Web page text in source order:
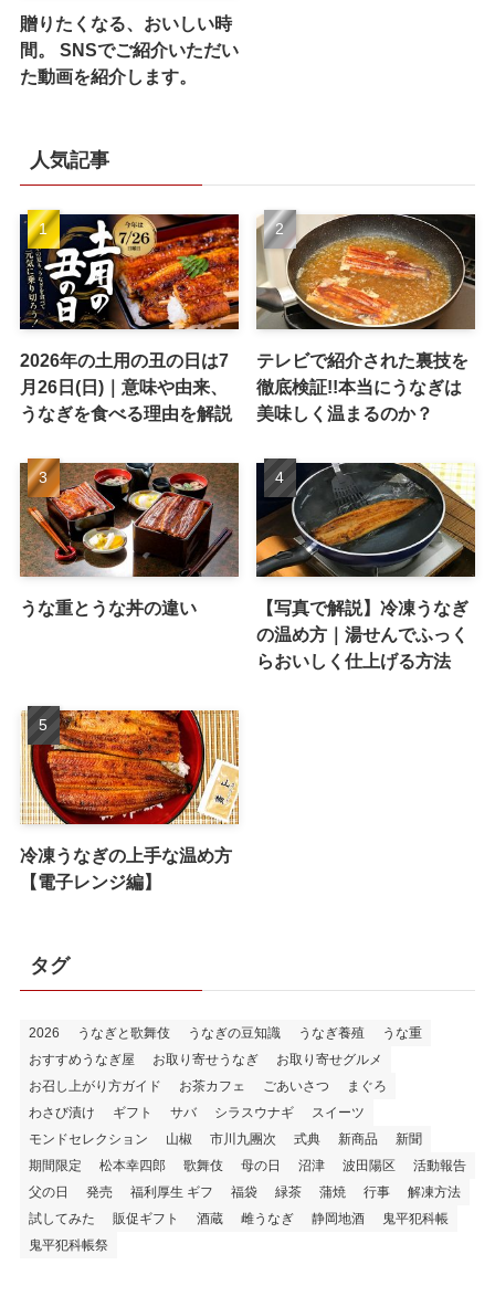
贈りたくなる、おいしい時
間。 SNSでご紹介いただい
た動画を紹介します。
人気記事
2026年の土用の丑の日は7
月26日(日)｜意味や由来、
うなぎを食べる理由を解説
テレビで紹介された裏技を
徹底検証!!本当にうなぎは
美味しく温まるのか？
うな重とうな丼の違い
【写真で解説】冷凍うなぎ
の温め方｜湯せんでふっく
らおいしく仕上げる方法
冷凍うなぎの上手な温め方
【電子レンジ編】
タグ
2026 うなぎと歌舞伎 うなぎの豆知識 うなぎ養殖
うな重
おすすめうなぎ屋
お取り寄せうなぎ
お取り寄せグルメ
お召し上がり方ガイド
お茶カフェ ごあいさつ
まぐろ
わさび漬け
ギフト サバ シラスウナギ
スイーツ
モンドセレクション
山椒 市川九團次 式典 新商品
新聞
期間限定
松本幸四郎 歌舞伎 母の日 沼津 波田陽区
活動報告
父の日
発売 福利厚生 ギフ 福袋 緑茶 蒲焼 行事
解凍方法
試してみた
販促ギフト 酒蔵 雌うなぎ 静岡地酒
鬼平犯科帳
鬼平犯科帳祭